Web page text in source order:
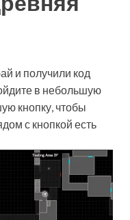
и получили код
в небольшую
кнопку, чтобы
с кнопкой есть